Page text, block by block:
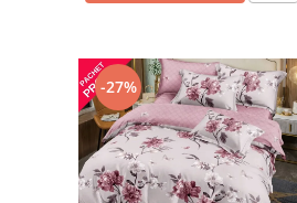
-27%